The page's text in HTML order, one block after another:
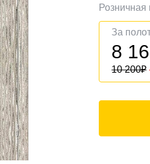
Розничная
За
8
10 200₽